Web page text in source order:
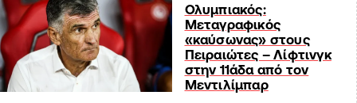
Ολυμπιακός:
Μεταγραφικός
«καύσωνας» στους
Πειραιώτες – Λίφτινγκ
στην 11άδα από τον
Μεντιλίμπαρ